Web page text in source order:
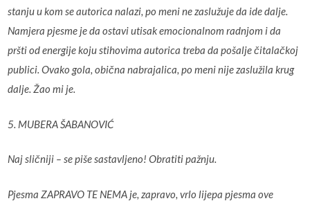
stanju u kom se autorica nalazi, po meni ne zaslužuje da ide dalje.
Namjera pjesme je da ostavi utisak emocionalnom radnjom i da
pršti od energije koju stihovima autorica treba da pošalje čitalačkoj
publici. Ovako gola, obična nabrajalica, po meni nije zaslužila krug
dalje. Žao mi je.
5. MUBERA ŠABANOVIĆ
Naj sličniji – se piše sastavljeno! Obratiti pažnju.
Pjesma ZAPRAVO TE NEMA je, zapravo, vrlo lijepa pjesma ove